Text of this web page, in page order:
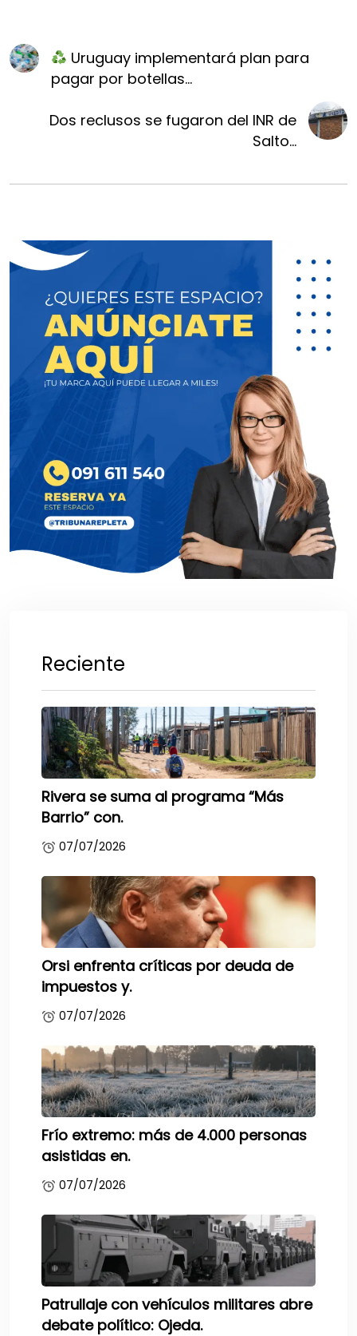
Uruguay implementará plan para
pagar por botellas...
Dos reclusos se fugaron del INR de
Salto...
Reciente
Rivera se suma al programa “Más
Barrio” con.
07/07/2026
Orsi enfrenta críticas por deuda de
impuestos y.
07/07/2026
Frío extremo: más de 4.000 personas
asistidas en.
07/07/2026
Patrullaje con vehículos militares abre
debate político: Ojeda.